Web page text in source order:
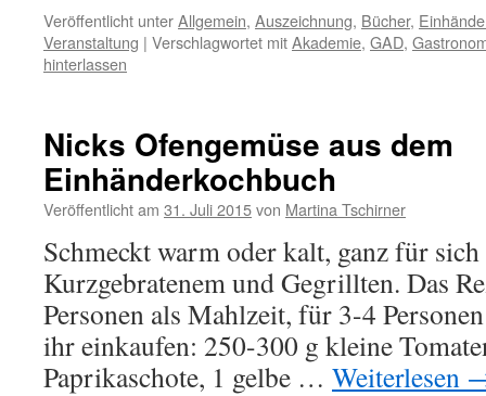
Veröffentlicht unterAllgemein, Auszeichnung, Bücher,
Veranstaltung | Verschlagwortet mitAkademie, GAD,
hinterlassen
Nicks Ofengemüse aus dem
Einhänderkochbuch
Veröffentlicht am 31. Juli 2015von Martina Tschirner
Schmeckt warm oder kalt, ganz für
Kurzgebratenem und Gegrillten. Das
Personen als Mahlzeit, für 3-4
ihr einkaufen: 250-300 g kleine
Paprikaschote, 1 gelbe … Weiterlesen